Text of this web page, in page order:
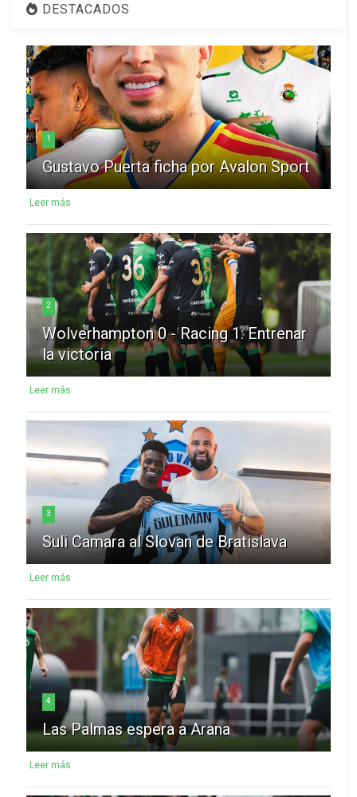
DESTACADOS
1
Gustavo Puerta ficha por Avalon Sport
Leer más
2
Wolverhampton 0 - Racing 1: Entrenar
la victoria
Leer más
3
Suli Camara al Slovan de Bratislava
Leer más
4
Las Palmas espera a Arana
Leer más